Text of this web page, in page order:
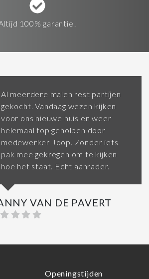
100% garantie!
Al meerdere malen rest partijen
gekocht. Vandaag wezen kijken
voor ons nieuwe huis en weer
helemaal top geholpen door
medewerker Joop. Zonder iets
pak mee gekregen om te kijken
hoe het staat. Echt aanrader.
VAN DE PAVERT
Openingstijden